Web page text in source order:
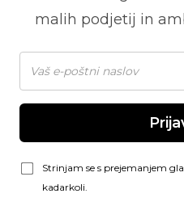
malih podjetij in
Strinjam se s prejemanjem
kadarkoli.